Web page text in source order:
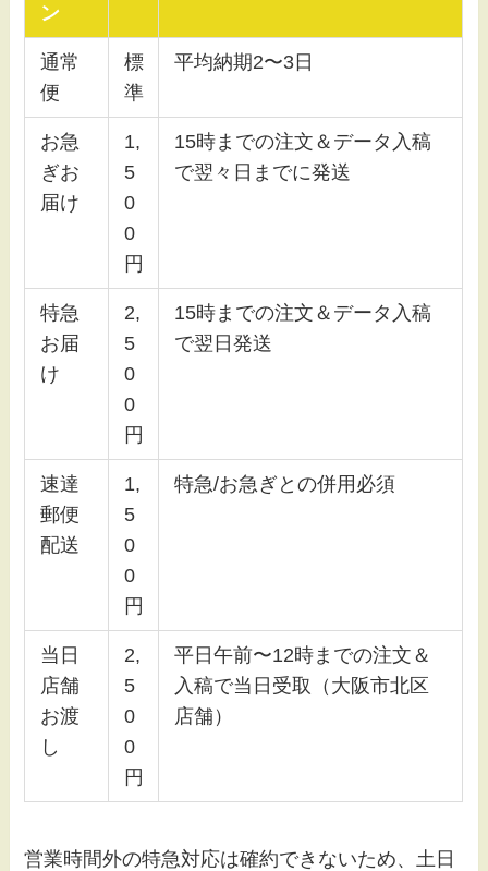
ン
通常
便
標
準
平均納期2〜3日
お急
ぎお
届け
1,
5
0
0
円
15時までの注文＆データ入稿
で翌々日までに発送
特急
お届
け
2,
5
0
0
円
15時までの注文＆データ入稿
で翌日発送
速達
郵便
配送
1,
5
0
0
円
特急/お急ぎとの併用必須
当日
店舗
お渡
し
2,
5
0
0
円
平日午前〜12時までの注文＆
入稿で当日受取（大阪市北区
店舗）
営業時間外の特急対応は確約できないため、土日